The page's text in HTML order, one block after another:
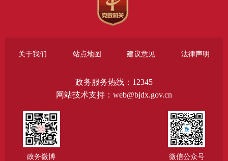
关于我们 站点地图 建议意见 法律声明
政务服务热线：12345
网站技术支持：web@bjdx.gov.cn
政务微博 微信公众号